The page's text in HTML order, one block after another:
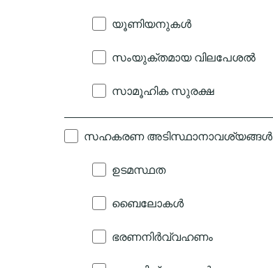
യൂണിയനുകൾ
സംയുക്തമായ വിലപേശൽ
സാമൂഹിക സുരക്ഷ
സഹകരണ അടിസ്ഥാനാവശ്യങ്ങൾ
ഉടമസ്ഥത
ബൈലോകൾ
ഭരണനിർവ്വഹണം